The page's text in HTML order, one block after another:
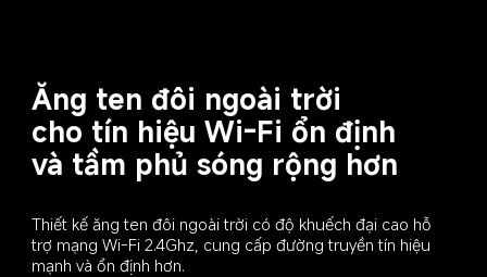
Ăng ten đôi ngoài trời
cho tín hiệu Wi-Fi ổn định
và tầm phủ sóng rộng hơn
Thiết kế ăng ten đôi ngoài trời có độ khuếch đại cao hỗ
trợ mạng Wi-Fi 2.4Ghz, cung cấp đường truyền tín hiệu
mạnh và ổn định hơn.